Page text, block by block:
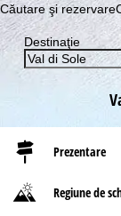
Căutare şi rezervare
Destinaţie
Prezentare
Regiune de